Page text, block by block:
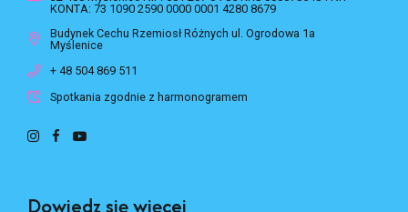
Stowarzyszenie Klub Dylematy Mamy i Taty Ul. Ujejskiego 98a
KONTA: 73 1090 2590 0000 0001 4280 8679
Budynek Cechu Rzemiosł Różnych ul. Ogrodowa 1a
Myślenice
+ 48 504 869 511